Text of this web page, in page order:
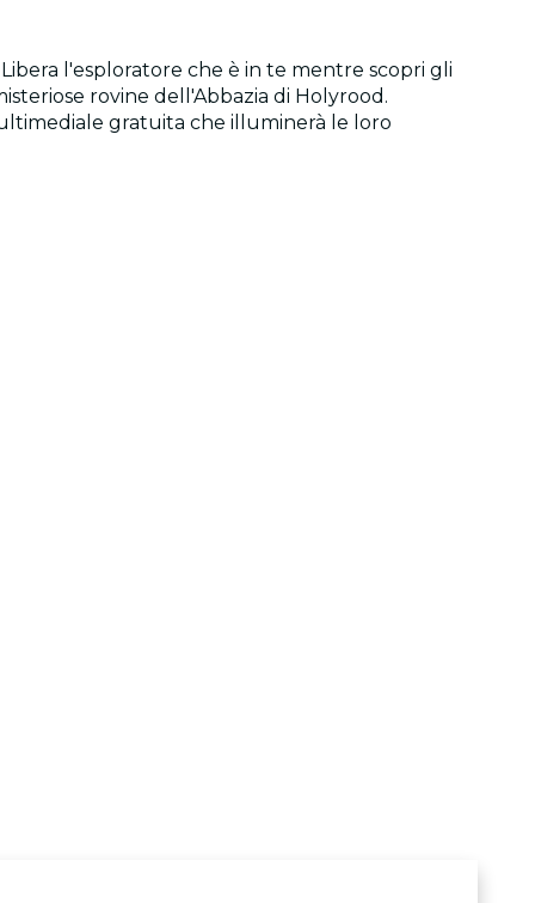
l'esploratore che è in te mentre scopri gli
rovine dell'Abbazia di Holyrood.
gratuita che illuminerà le loro